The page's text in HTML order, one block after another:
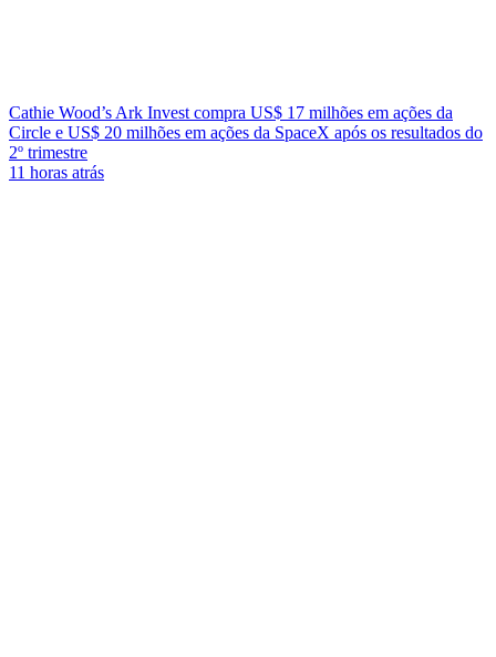
Cathie Wood’s Ark Invest compra US$ 17 milhões em ações da
Circle e US$ 20 milhões em ações da SpaceX após os resultados do
2º trimestre
11 horas atrás